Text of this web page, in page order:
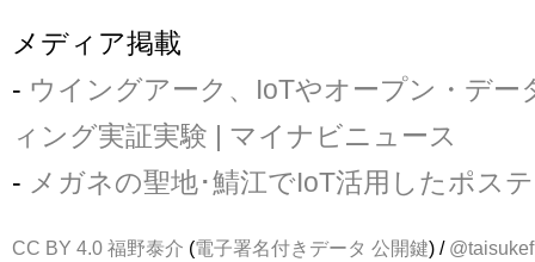
メディア掲載
- ウイングアーク、IoTやオープン・デー
ィング実証実験 | マイナビニュース
- メガネの聖地･鯖江でIoT活用したポス
CC BY 4.0 福野泰介 (電子署名付きデータ 公開鍵) / @taisukef